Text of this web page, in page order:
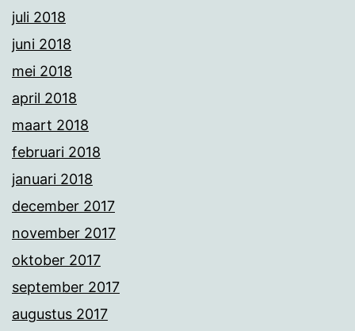
juli 2018
juni 2018
mei 2018
april 2018
maart 2018
februari 2018
januari 2018
december 2017
november 2017
oktober 2017
september 2017
augustus 2017